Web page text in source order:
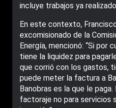
incluye trabajos ya
En este contexto,
excomisionado de la
Energía, mencionó: “Si por
tiene la liquidez para
que corrió con los gastos,
puede meter la factura a
Banobras es la que le paga.
factoraje no para servicios